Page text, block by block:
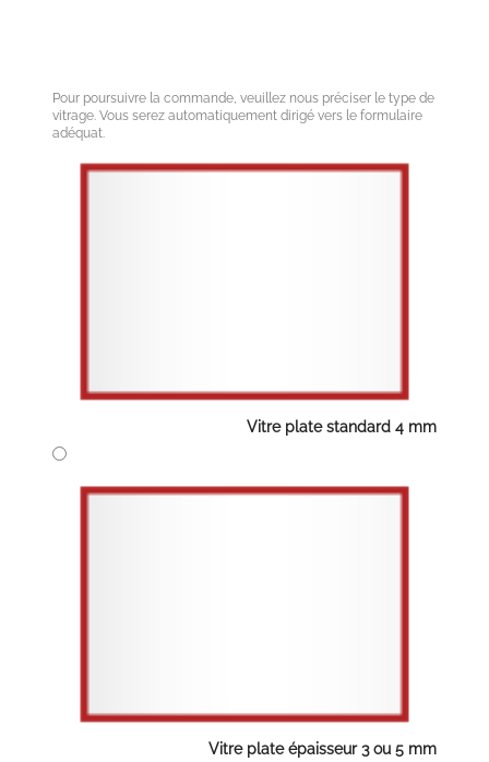
Pour poursuivre la commande, veuillez nous préciser le type de
vitrage. Vous serez automatiquement dirigé vers le formulaire
adéquat.
Vitre plate standard 4 mm
Vitre plate épaisseur 3 ou 5 mm